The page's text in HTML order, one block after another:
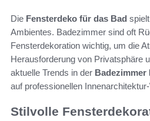
Die Fensterdeko für das Bad
Ambientes. Badezimmer sind oft
Fensterdekoration wichtig, um die
Herausforderung von Privatsphäre
aktuelle Trends in der Badezimmer
auf professionellen
Stilvolle